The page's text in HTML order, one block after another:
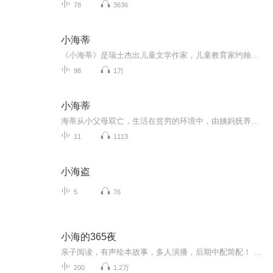
78 3636
小海蒂
98 1万
小海蒂
11 1113
小海盗
5 76
小海的365夜
200 1.2万